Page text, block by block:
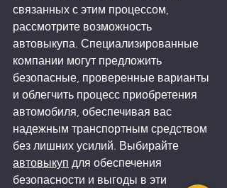
связанных с этим процессом,
рассмотрите возможность
автовыкупа. Специализированные
компании могут предложить
безопасные, проверенные варианты
и облегчить процесс приобретения
автомобиля, обеспечивая вас
надежным транспортным средством
без лишних усилий. Выбирайте
автовыкуп для обеспечения
безопасности и выгоды в эти